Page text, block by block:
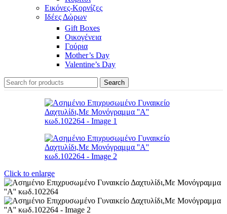
Εικόνες-Κορνίζες
Ιδέες Δώρων
Gift Boxes
Οικογένεια
Γούρια
Mother’s Day
Valentine’s Day
Search
Click to enlarge